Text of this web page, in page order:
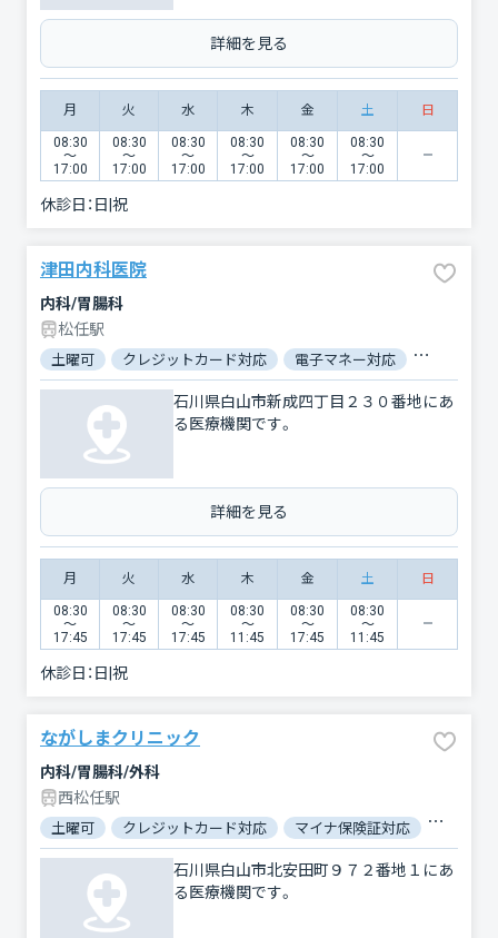
詳細を見る
月 火 水 木 金 土 日
08:30
〜
17:00
08:30
〜
17:00
08:30
〜
17:00
08:30
〜
17:00
08:30
〜
17:00
08:30
〜
17:00
休診日： 日|祝
津田内科医院
内科/胃腸科
松任駅
土曜可 クレジットカード対応 電子マネー対応 マイナ保
石川県白山市新成四丁目２３０番地にあ
る医療機関です。
詳細を見る
月 火 水 木 金 土 日
08:30
〜
17:45
08:30
〜
17:45
08:30
〜
17:45
08:30
〜
11:45
08:30
〜
17:45
08:30
〜
11:45
休診日： 日|祝
ながしまクリニック
内科/胃腸科/外科
西松任駅
土曜可 クレジットカード対応 マイナ保険証対応 駐車場
石川県白山市北安田町９７２番地１にあ
る医療機関です。